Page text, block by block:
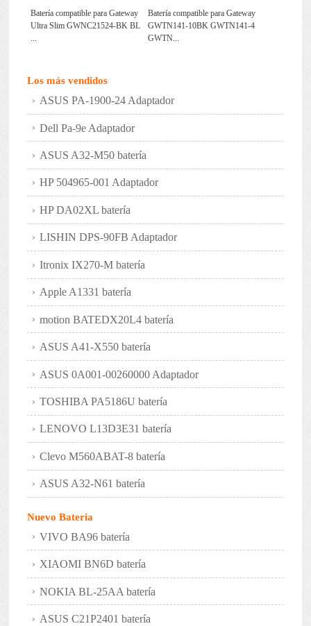
Batería compatible para Gateway
Ultra Slim GWNC21524-BK BL
...
Batería compatible para Gateway
GWTN141-10BK GWTN141-4
GWTN...
Los más vendidos
ASUS PA-1900-24 Adaptador
Dell Pa-9e Adaptador
ASUS A32-M50 batería
HP 504965-001 Adaptador
HP DA02XL batería
LISHIN DPS-90FB Adaptador
Itronix IX270-M batería
Apple A1331 batería
motion BATEDX20L4 batería
ASUS A41-X550 batería
ASUS 0A001-00260000 Adaptador
TOSHIBA PA5186U batería
LENOVO L13D3E31 batería
Clevo M560ABAT-8 batería
ASUS A32-N61 batería
Nuevo Bateria
VIVO BA96 batería
XIAOMI BN6D batería
NOKIA BL-25AA batería
ASUS C21P2401 batería